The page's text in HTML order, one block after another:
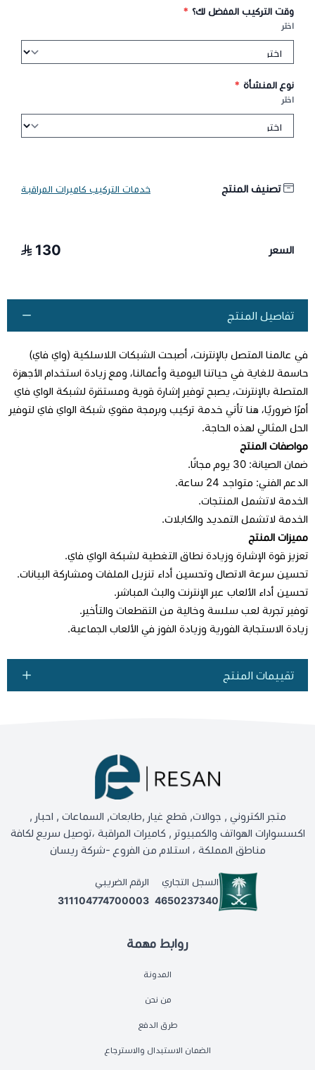
وقت التركيب المفضل لك؟ *
اختر
نوع المنشأة *
اختر
تصنيف المنتج خدمات التركيب كاميرات المراقبة
السعر 130
تفاصيل المنتج
في عالمنا المتصل بالإنترنت، أصبحت الشبكات اللاسلكية (واي فاي)
حاسمة للغاية في حياتنا اليومية وأعمالنا، ومع زيادة استخدام الأجهزة
المتصلة بالإنترنت، يصبح توفير إشارة قوية ومستقرة لشبكة الواي فاي
أمرًا ضروريًا، هنا تأتي خدمة تركيب وبرمجة مقوي شبكة الواي فاي لتوفير
الحل المثالي لهذه الحاجة.
مواصفات المنتج
ضمان الصيانة: 30 يوم مجانًا.
الدعم الفني: متواجد 24 ساعة.
الخدمة لاتشمل المنتجات.
الخدمة لاتشمل التمديد والكابلات.
مميزات المنتج
تعزيز قوة الإشارة وزيادة نطاق التغطية لشبكة الواي فاي.
تحسين سرعة الاتصال وتحسين أداء تنزيل الملفات ومشاركة البيانات.
تحسين أداء الألعاب عبر الإنترنت والبث المباشر.
توفير تجربة لعب سلسة وخالية من التقطعات والتأخير.
زيادة الاستجابة الفورية وزيادة الفوز في الألعاب الجماعية.
تقييمات المنتج
روابط مهمة
المدونة
من نحن
طرق الدفع
الضمان الاستبدال والاسترجاع
متجر الكتروني , جوالات, قطع غيار ,طابعات, السماعات , احبار ,
اكسسوارات الهواتف والكمبيوتر , كاميرات المراقبة ،توصيل سريع لكافة
مناطق المملكة ، استلام من الفروع -شركة ريسان
السجل التجاري
4650237340
الرقم الضريبي
311104774700003